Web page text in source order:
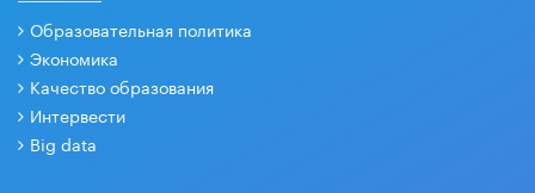
Образовательная политика
Экономика
Качество образования
Интервести
Big data